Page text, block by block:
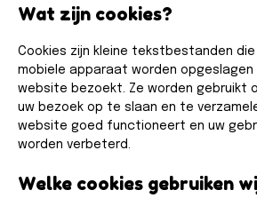
Wat zijn cookies?​
Cookies zijn kleine tekstbestanden
mobiele apparaat worden opgeslagen
website bezoekt. Ze worden gebruikt
uw bezoek op te slaan en te
website goed functioneert en uw
worden verbeterd.
Welke cookies gebruiken